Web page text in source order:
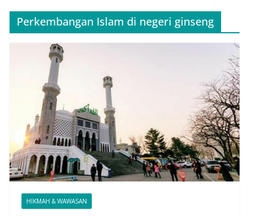
Perkembangan Islam di negeri ginseng
HIKMAH & WAWASAN